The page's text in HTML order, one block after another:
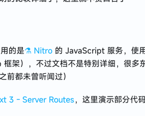
的是⚗️ Nitro的 JavaScript 服务，使
架），不过文档不是特别详细，很多
前都未曾听闻过）
3 - Server Routes，这里演示部分代